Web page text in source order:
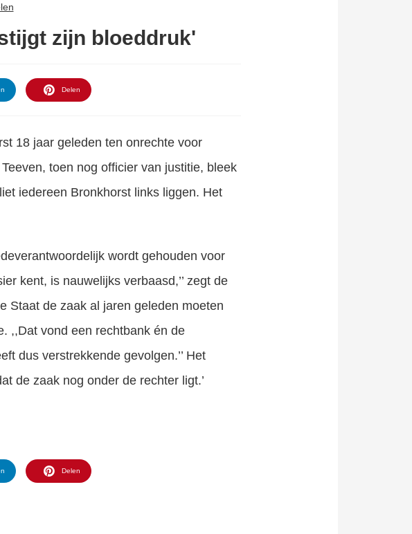
zijn bloeddruk'
Delen
18 jaar geleden ten onrechte voor
toen nog officier van justitie, bleek
iedereen Bronkhorst links liggen. Het
wordt gehouden voor
kent, is nauwelijks verbaasd,’’ zegt de
Staat de zaak al jaren geleden moeten
,,Dat vond een rechtbank én de
dus verstrekkende gevolgen.’’ Het
de zaak nog onder de rechter ligt.’
Delen